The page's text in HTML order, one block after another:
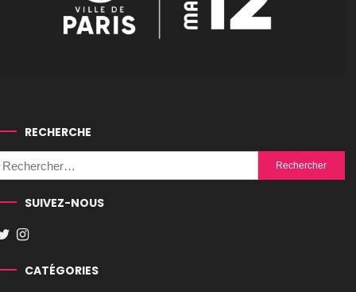
RECHERCHE
Rechercher :
SUIVEZ-NOUS
CATÉGORIES